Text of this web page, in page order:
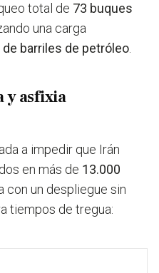
total de 73 buques
una carga
barriles de petróleo
y asfixia
a impedir que Irán
en más de 13.000
con un despliegue sin
tiempos de tregua: